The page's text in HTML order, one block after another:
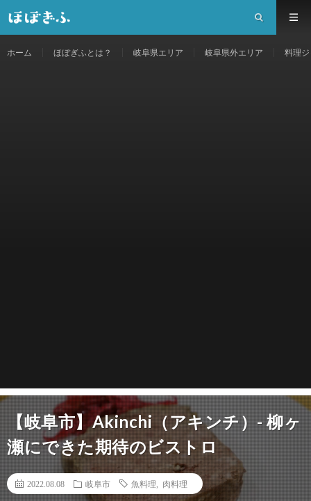
ホーム ほぼぎふとは？ 岐阜県エリア 岐阜県外エリア 料理
【岐阜市】Akinchi（アキンチ）- 柳ヶ
瀬にできた期待のビストロ
2022.08.08 岐阜市 魚料理 肉料理